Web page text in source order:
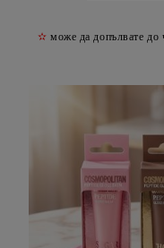
✫ може да допълвате до